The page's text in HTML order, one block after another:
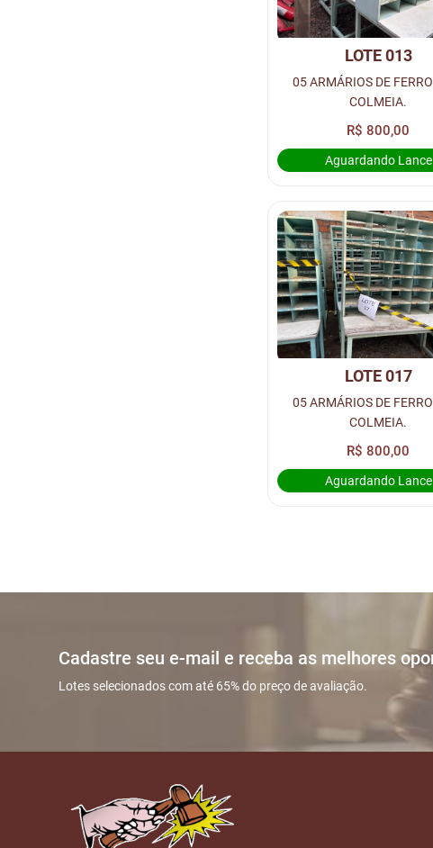
LOTE 013
05 ARMÁRIOS DE
COLMEIA.
R$ 800,00
Aguardando Lance
LOTE 017
05 ARMÁRIOS DE
COLMEIA.
R$ 800,00
Aguardando Lance
Cadastre seu e-mail e receba as melhores
Lotes selecionados com até 65% do preço de avaliação.